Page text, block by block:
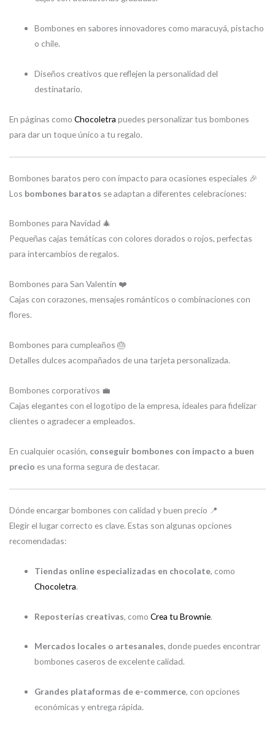
Bombones en sabores innovadores como maracuyá, pistacho
o chile.
Diseños creativos que reflejen la personalidad del
destinatario.
En páginas como Chocoletra puedes personalizar tus bombones
para dar un toque único a tu regalo.
Bombones baratos pero con impacto para ocasiones especiales 🎉
Los bombones baratos se adaptan a diferentes celebraciones:
Bombones para Navidad 🎄
Pequeñas cajas temáticas con colores dorados o rojos, perfectas
para intercambios de regalos.
Bombones para San Valentín ❤️
Cajas con corazones, mensajes románticos o combinaciones con
flores.
Bombones para cumpleaños 🎂
Detalles dulces acompañados de una tarjeta personalizada.
Bombones corporativos 💼
Cajas elegantes con el logotipo de la empresa, ideales para fidelizar
clientes o agradecer a empleados.
En cualquier ocasión, conseguir bombones con impacto a buen
precio es una forma segura de destacar.
Dónde encargar bombones con calidad y buen precio 📍
Elegir el lugar correcto es clave. Estas son algunas opciones
recomendadas:
Tiendas online especializadas en chocolate, como
Chocoletra.
Reposterías creativas, comoCrea tu Brownie.
Mercados locales o artesanales, donde puedes encontrar
bombones caseros de excelente calidad.
Grandes plataformas de e-commerce, con opciones
económicas y entrega rápida.